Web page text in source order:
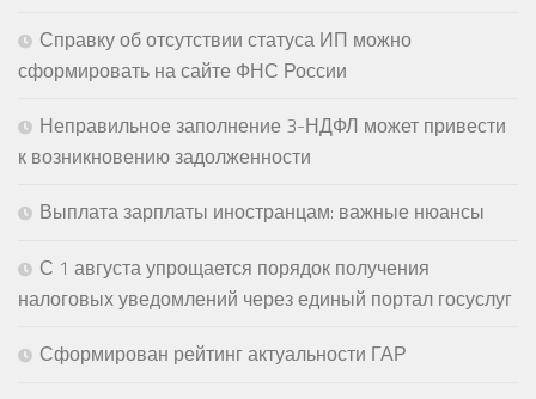
Справку об отсутствии статуса ИП можно
сформировать на сайте ФНС России
Неправильное заполнение 3-НДФЛ может привести
к возникновению задолженности
Выплата зарплаты иностранцам: важные нюансы
С 1 августа упрощается порядок получения
налоговых уведомлений через единый портал госуслуг
Сформирован рейтинг актуальности ГАР